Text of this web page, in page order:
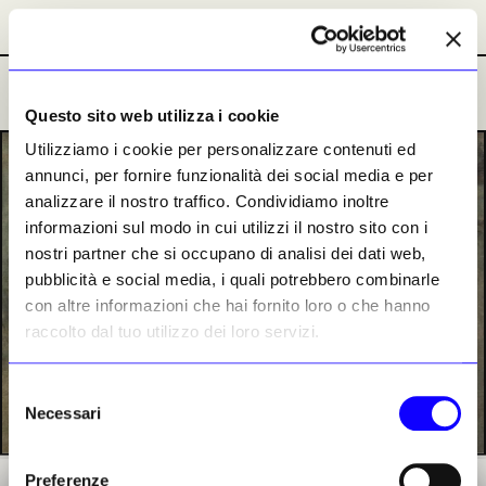
Questo sito web utilizza i cookie
Utilizziamo i cookie per personalizzare contenuti ed
annunci, per fornire funzionalità dei social media e per
analizzare il nostro traffico. Condividiamo inoltre
informazioni sul modo in cui utilizzi il nostro sito con i
nostri partner che si occupano di analisi dei dati web,
pubblicità e social media, i quali potrebbero combinarle
con altre informazioni che hai fornito loro o che hanno
raccolto dal tuo utilizzo dei loro servizi.
delNecessari
Preferenze
PREMIUM